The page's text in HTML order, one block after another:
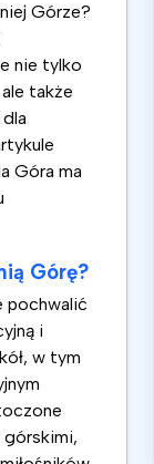
Górze?
nie tylko
także
Góra ma
Górę?
pochwalić
i
w tym
górskimi,